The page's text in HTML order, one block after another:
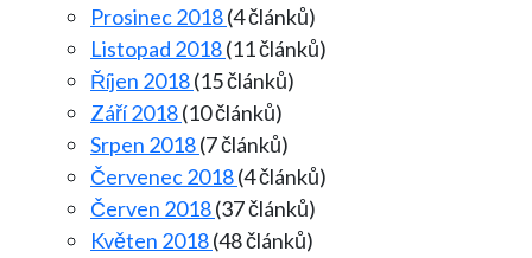
Prosinec 2018(4 článků)
Listopad 2018(11 článků)
Říjen 2018(15 článků)
Září 2018(10 článků)
Srpen 2018(7 článků)
Červenec 2018(4 článků)
Červen 2018(37 článků)
Květen 2018(48 článků)